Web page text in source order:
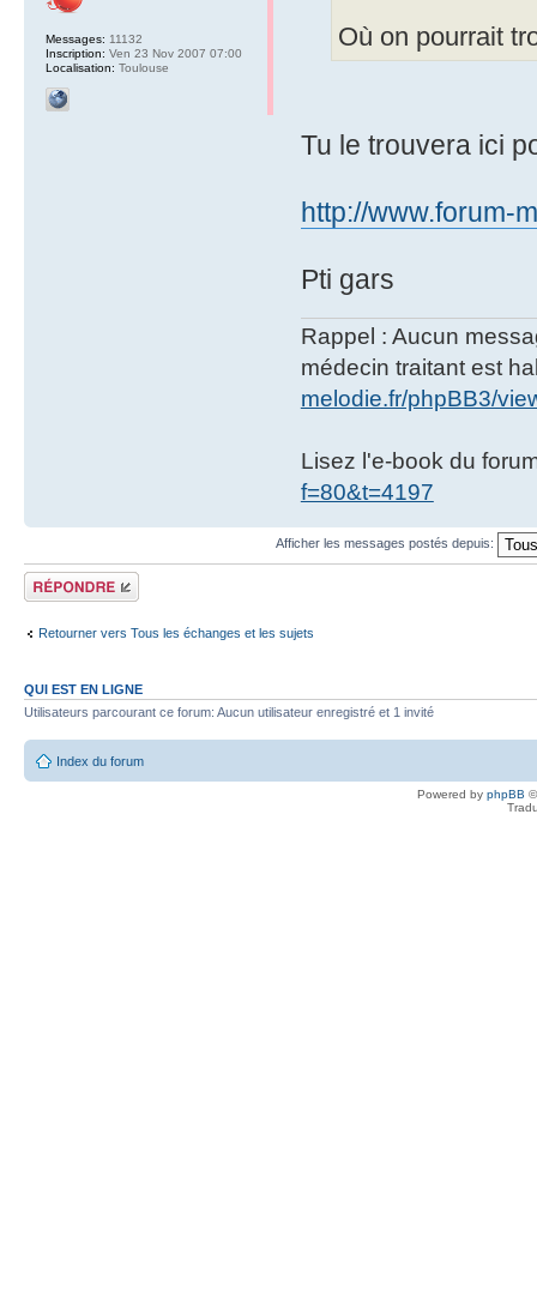
Où on pourrait
Tu le trouvera ici
http://www.forum-
Pti gars
Rappel : Aucun
médecin traitant est
melodie.fr/phpBB3/
Lisez l'e-book du
f=80&t=4197
Messages: 11132
Inscription: Ven 23 Nov 2007 07:00
Localisation: Toulouse
Afficher les messages postés depuis:
Répondre
Retourner vers Tous les échanges et les sujets
QUI EST EN LIGNE
Utilisateurs parcourant ce forum: Aucun utilisateur enregistré et 1 invité
Index du forum
Powered by phpBB